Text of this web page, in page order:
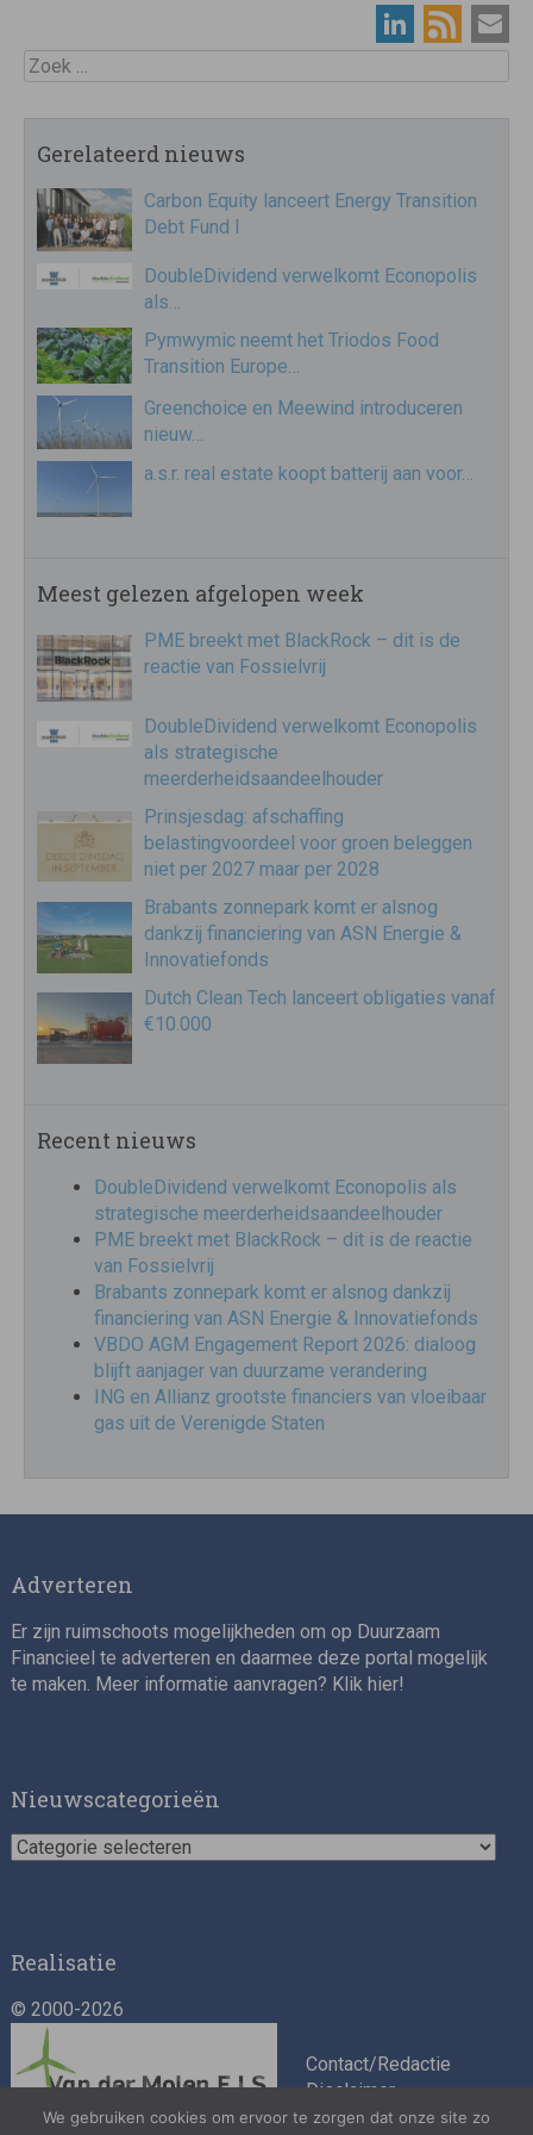
Zoek
Gerelateerd nieuws
Carbon Equity lanceert Energy Transition
Debt Fund I
DoubleDividend verwelkomt Econopolis
als…
Pymwymic neemt het Triodos Food
Transition Europe…
Greenchoice en Meewind introduceren
nieuw…
a.s.r. real estate koopt batterij aan voor…
Meest gelezen afgelopen week
PME breekt met BlackRock – dit is de
reactie van Fossielvrij
DoubleDividend verwelkomt Econopolis
als strategische
meerderheidsaandeelhouder
Prinsjesdag: afschaffing
belastingvoordeel voor groen beleggen
niet per 2027 maar per 2028
Brabants zonnepark komt er alsnog
dankzij financiering van ASN Energie &
Innovatiefonds
Dutch Clean Tech lanceert obligaties vanaf
€10.000
Recent nieuws
DoubleDividend verwelkomt Econopolis als
strategische meerderheidsaandeelhouder
PME breekt met BlackRock – dit is de reactie
van Fossielvrij
Brabants zonnepark komt er alsnog dankzij
financiering van ASN Energie & Innovatiefonds
VBDO AGM Engagement Report 2026: dialoog
blijft aanjager van duurzame verandering
ING en Allianz grootste financiers van vloeibaar
gas uit de Verenigde Staten
Adverteren
Er zijn ruimschoots mogelijkheden om op Duurzaam
Financieel te adverteren en daarmee deze portal mogelijk
te maken. Meer informatie aanvragen? Klik hier!
Nieuwscategorieën
Nieuwscategorieën
Realisatie
© 2000-2026
Contact/Redactie
Disclaimer
Algemene
We gebruiken cookies om ervoor te zorgen dat onze site zo